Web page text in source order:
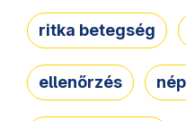
ritka betegség
ellenőrzés